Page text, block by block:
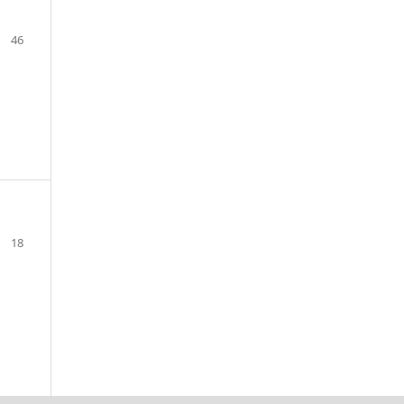
46
18